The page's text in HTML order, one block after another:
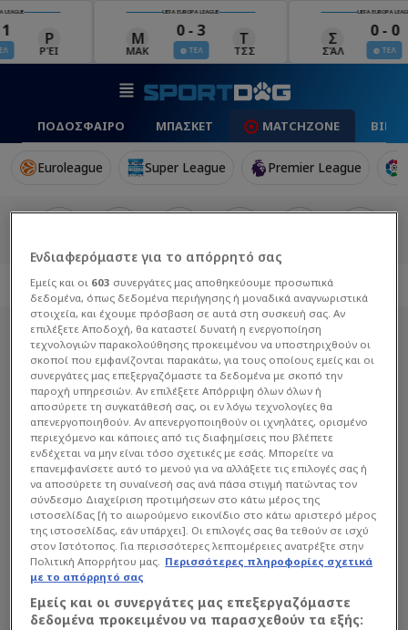
UEFA EUROPA LEAGUE
Τ
ΤΣΣ
UEFA EUROPA LEAGUE
Π
ΠΆΦ
ΠΟΔΟΣΦΑΙΡΟ ΜΠΑΣΚΕΤ MATCHZONE
Euroleague Super League Premier League
ΑΛΊ ΜΟΥΣΡΆΤΙ
Διαβάστε όλα τα άρθρα του Sportdog
σχετικά με το θέμα Αλί Μουσράτι.
Sportdog: Πιστό στον φίλαθλο.
Ενδιαφερόμαστε για το απόρρητό σας
Εμείς και οι 603 συνεργάτες μας αποθηκεύουμε προσωπικά
δεδομένα, όπως δεδομένα περιήγησης ή μοναδικά αναγνωριστικά
στοιχεία, και έχουμε πρόσβαση σε αυτά στη συσκευή σας. Αν
επιλέξετε Αποδοχή, θα καταστεί δυνατή η ενεργοποίηση
τεχνολογιών παρακολούθησης προκειμένου να υποστηριχθούν οι
σκοποί που εμφανίζονται παρακάτω, για τους οποίους εμείς και οι
συνεργάτες μας επεξεργαζόμαστε τα δεδομένα με σκοπό την
παροχή υπηρεσιών. Αν επιλέξετε Απόρριψη όλων όλων ή
αποσύρετε τη συγκατάθεσή σας, οι εν λόγω τεχνολογίες θα
απενεργοποιηθούν. Αν απενεργοποιηθούν οι ιχνηλάτες, ορισμένο
περιεχόμενο και κάποιες από τις διαφημίσεις που βλέπετε
ενδέχεται να μην είναι τόσο σχετικές με εσάς. Μπορείτε να
επανεμφανίσετε αυτό το μενού για να αλλάξετε τις επιλογές σας ή
να αποσύρετε τη συναίνεσή σας ανά πάσα στιγμή πατώντας τον
σύνδεσμο Διαχείριση προτιμήσεων στο κάτω μέρος της
ιστοσελίδας [ή το αιωρούμενο εικονίδιο στο κάτω αριστερό μέρος
της ιστοσελίδας, εάν υπάρχει]. Οι επιλογές σας θα τεθούν σε ισχύ
στον Ιστότοπος. Για περισσότερες λεπτομέρειες ανατρέξτε στην
Πολιτική Απορρήτου μας. Περισσότερες πληροφορίες σχετικά
με το απόρρητό σας
Εμείς και οι συνεργάτες μας επεξεργαζόμαστε
δεδομένα προκειμένου να παρασχεθούν τα εξής: